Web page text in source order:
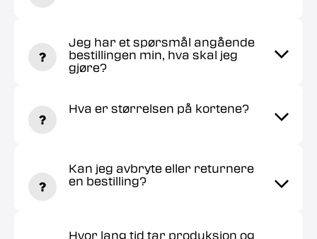
Jeg har et spørsmål angående
bestillingen min, hva skal jeg
gjøre?
Hva er størrelsen på kortene?
Kan jeg avbryte eller returnere
en bestilling?
Hvor lang tid tar produksjon og